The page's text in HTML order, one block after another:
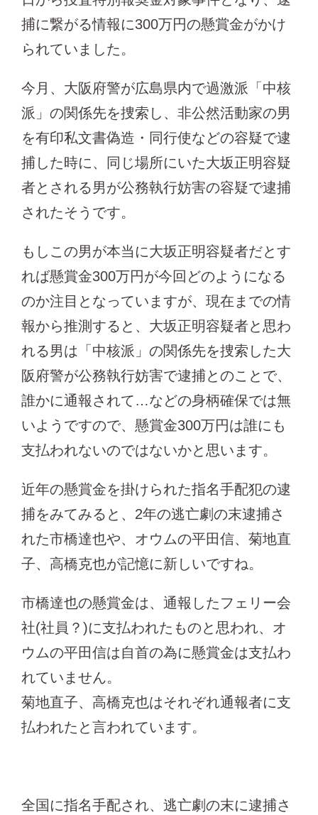
捕に繋がる情報に300万円の懸賞金がかけ
られていました。
今月、大阪府警が広島県内で過激派「中核
派」の関係先を捜索し、非公然活動家の男
を有印私文書偽造・同行使などの容疑で逮
捕した時に、同じ場所にいた大坂正明容疑
者とされる男が公務執行妨害の容疑で逮捕
されたそうです。
もしこの男が本当に大坂正明容疑者だとす
れば懸賞金300万円が今回どのようになる
のか注目となっていますが、現在までの情
報から推測すると、大坂正明容疑者と思わ
れる男は「中核派」の関係先を捜索した大
阪府警が公務執行妨害で逮捕とのことで、
誰かに通報されて…などの身柄確保では無
いようですので、懸賞金300万円は誰にも
支払われないのではないかと思います。
近年の懸賞金を掛けられた指名手配犯の逮
捕をみてみると、2年の逃亡劇の末逮捕さ
れた市橋達也や、オウムの平田信、菊地直
子、高橋克也が記憶に新しいですね。
市橋達也の懸賞金は、通報したフェリー会
社(社員？)に支払われたものと思われ、オ
ウムの平田信は自首の為に懸賞金は支払わ
れていません。
菊地直子、高橋克也はそれぞれ通報者に支
払われたと言われています。
全国に指名手配され、逃亡劇の末に逮捕さ